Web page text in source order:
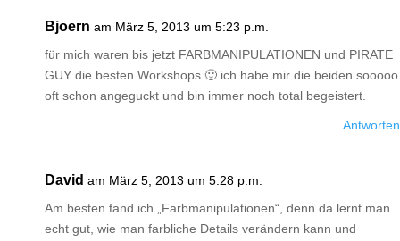
Bjoern am März 5, 2013 um 5:23 p.m.
für mich waren bis jetzt FARBMANIPULATIONEN und PIRATE
GUY die besten Workshops 🙂 ich habe mir die beiden sooooo
oft schon angeguckt und bin immer noch total begeistert.
Antworten
David am März 5, 2013 um 5:28 p.m.
Am besten fand ich „Farbmanipulationen“, denn da lernt man
echt gut, wie man farbliche Details verändern kann und